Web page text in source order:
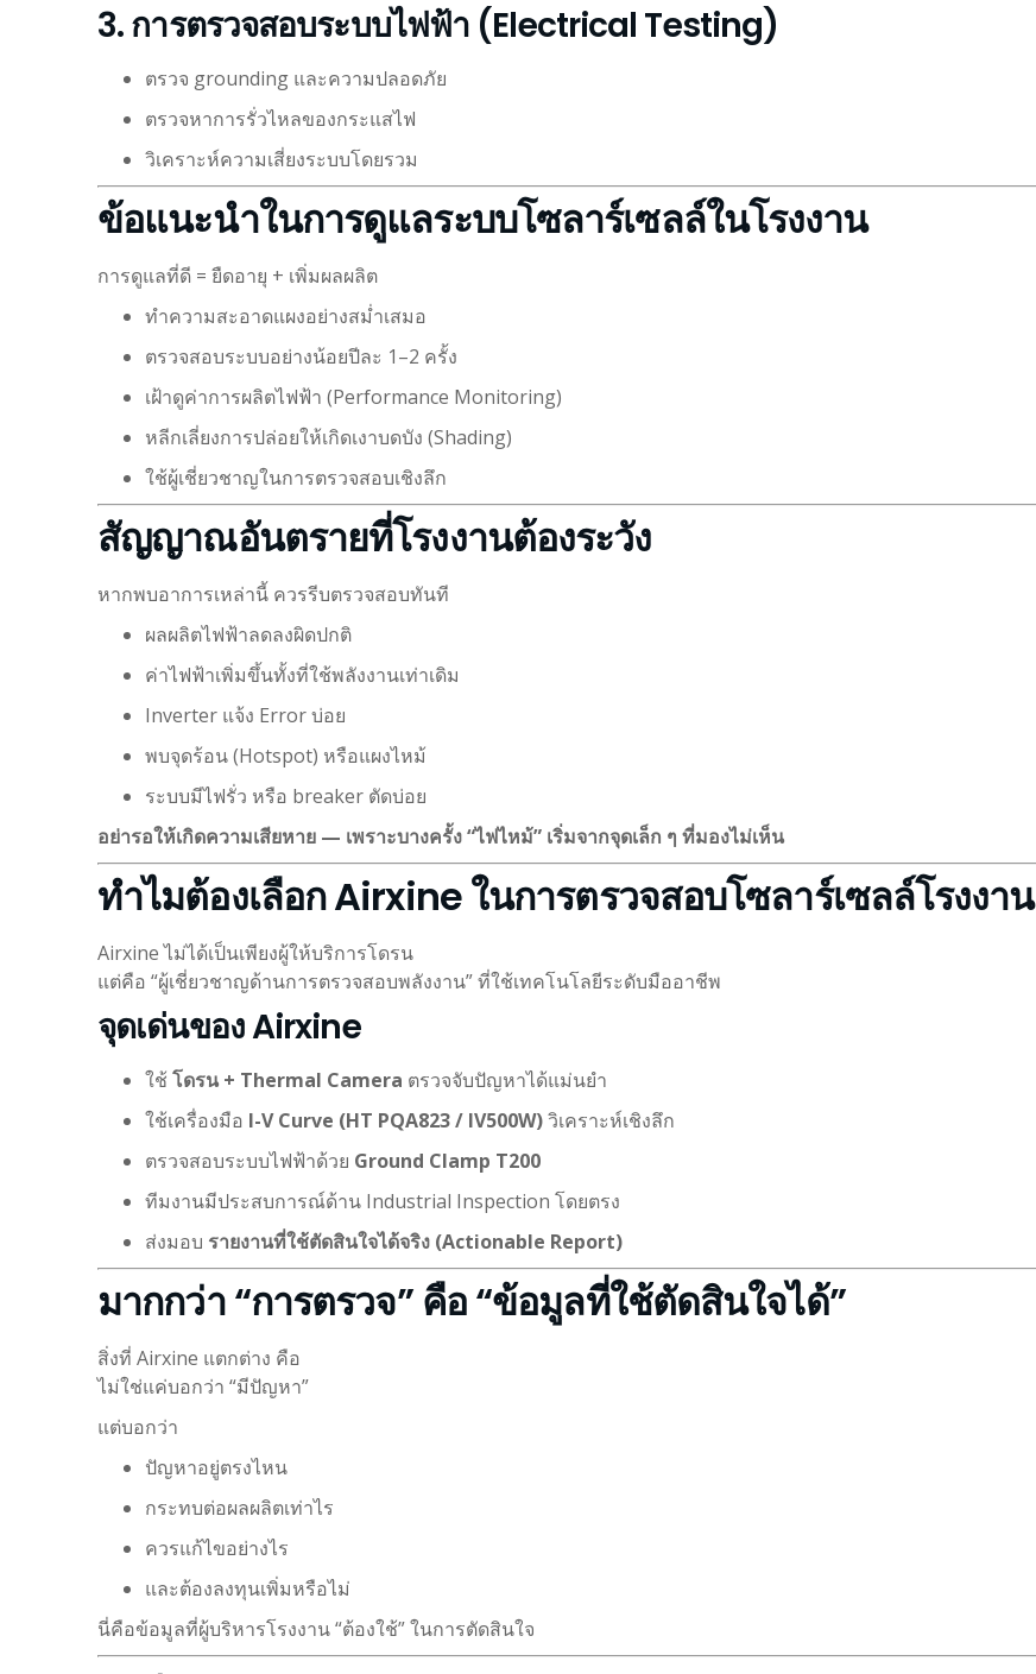
3. การตรวจสอบระบบไฟฟ้า (Electrical Testing)
ตรวจ grounding และความปลอดภัย
ตรวจหาการรั่วไหลของกระแสไฟ
วิเคราะห์ความเสี่ยงระบบโดยรวม
ข้อแนะนำในการดูแลระบบโซลาร์เซลล์ในโรงงาน
การดูแลที่ดี = ยืดอายุ + เพิ่มผลผลิต
ทำความสะอาดแผงอย่างสม่ำเสมอ
ตรวจสอบระบบอย่างน้อยปีละ 1–2 ครั้ง
เฝ้าดูค่าการผลิตไฟฟ้า (Performance Monitoring)
หลีกเลี่ยงการปล่อยให้เกิดเงาบดบัง (Shading)
ใช้ผู้เชี่ยวชาญในการตรวจสอบเชิงลึก
สัญญาณอันตรายที่โรงงานต้องระวัง
หากพบอาการเหล่านี้ ควรรีบตรวจสอบทันที
ผลผลิตไฟฟ้าลดลงผิดปกติ
ค่าไฟฟ้าเพิ่มขึ้นทั้งที่ใช้พลังงานเท่าเดิม
Inverter แจ้ง Error บ่อย
พบจุดร้อน (Hotspot) หรือแผงไหม้
ระบบมีไฟรั่ว หรือ breaker ตัดบ่อย
อย่ารอให้เกิดความเสียหาย — เพราะบางครั้ง “ไฟไหม้” เริ่มจากจุดเล็ก ๆ ที่มองไม่เห็น
ทำไมต้องเลือก Airxine ในการตรวจสอบโซลาร์เซลล์โรงงาน
Airxine ไม่ได้เป็นเพียงผู้ให้บริการโดรน
แต่คือ “ผู้เชี่ยวชาญด้านการตรวจสอบพลังงาน” ที่ใช้เทคโนโลยีระดับมืออาชีพ
จุดเด่นของ Airxine
ใช้ โดรน + Thermal Camera ตรวจจับปัญหาได้แม่นยำ
ใช้เครื่องมือ I-V Curve (HT PQA823 / IV500W)วิเคราะห์เชิงลึก
ตรวจสอบระบบไฟฟ้าด้วย Ground Clamp T200
ทีมงานมีประสบการณ์ด้าน Industrial Inspection โดยตรง
ส่งมอบ รายงานที่ใช้ตัดสินใจได้จริง (Actionable Report)
มากกว่า “การตรวจ” คือ “ข้อมูลที่ใช้ตัดสินใจได้”
สิ่งที่ Airxine แตกต่าง คือ
ไม่ใช่แค่บอกว่า “มีปัญหา”
แต่บอกว่า
ปัญหาอยู่ตรงไหน
กระทบต่อผลผลิตเท่าไร
ควรแก้ไขอย่างไร
และต้องลงทุนเพิ่มหรือไม่
นี่คือข้อมูลที่ผู้บริหารโรงงาน “ต้องใช้” ในการตัดสินใจ